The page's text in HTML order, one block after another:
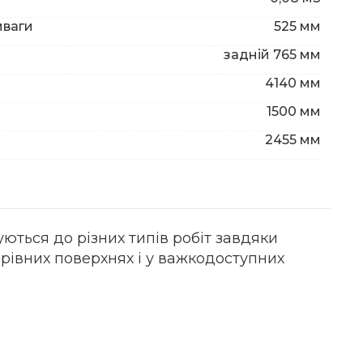
525 мм
задній 765 мм
4140 мм
1500 мм
2455 мм
до різних типів робіт завдяки
поверхнях і у важкодоступних